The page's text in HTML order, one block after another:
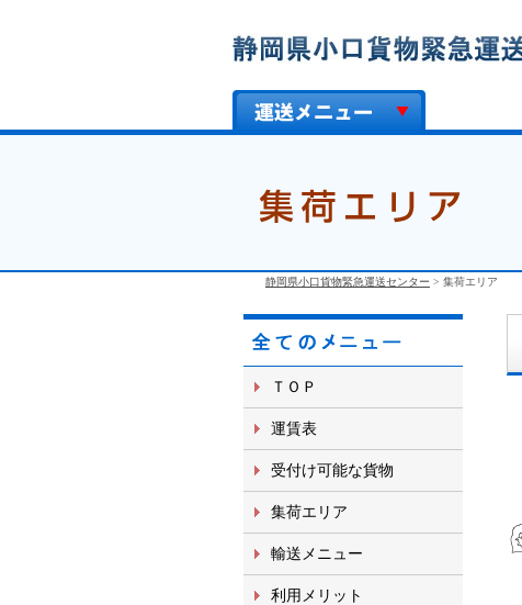
静岡県小口貨物緊急運送センター > 集荷エリア
ＴＯＰ
運賃表
受付け可能な貨物
集荷エリア
輸送メニュー
利用メリット